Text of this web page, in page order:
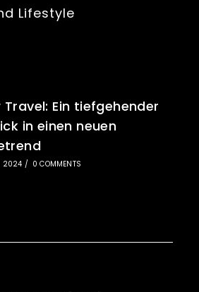
Lifestyle
Travel: Ein tiefgehender
in einen neuen
2024 / 0 COMMENTS